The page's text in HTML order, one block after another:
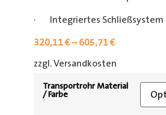
· Integriertes Schließsystem
320,11€–605,71€
zzgl. Versandkosten
Transportrohr Material
/ Farbe